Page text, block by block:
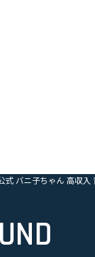
式 バニ子ちゃん 高収入